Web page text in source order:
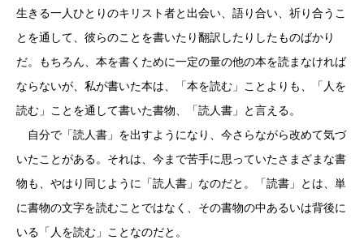
生きる一人ひとりのキリスト者と出会い、語り合い、祈り合うこ
とを通して、彼らのことを書いたり翻訳したりしたものばかり
だ。もちろん、本を書くために一定の量の他の本を読まなければ
ならないが、私が書いた本は、「本を読む」ことよりも、「人を
読む」ことを通して書いた書物、「読人書」と言える。
自分で「読人書」を出すようになり、今さらながら改めて気づ
いたことがある。それは、今まで苦手に思っていたさまざまな書
物も、やはり同じように「読人書」なのだと。「読書」とは、単
に書物の文字を読むことではなく、その書物の中あるいは背後に
いる「人を読む」ことなのだと。